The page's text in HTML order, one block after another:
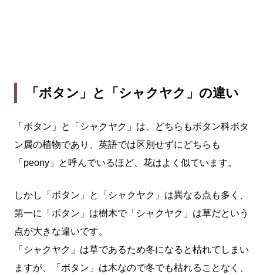
「ボタン」と「シャクヤク」の違い
「ボタン」と「シャクヤク」は、どちらもボタン科ボタ
ン属の植物であり、英語では区別せずにどちらも
「peony」と呼んでいるほど、花はよく似ています。
しかし「ボタン」と「シャクヤク」は異なる点も多く、
第一に「ボタン」は樹木で「シャクヤク」は草だという
点が大きな違いです。
「シャクヤク」は草であるため冬になると枯れてしまい
ますが、「ボタン」は木なので冬でも枯れることなく、